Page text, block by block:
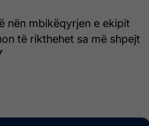
nën mbikëqyrjen e ekipit
të rikthehet sa më shpejt